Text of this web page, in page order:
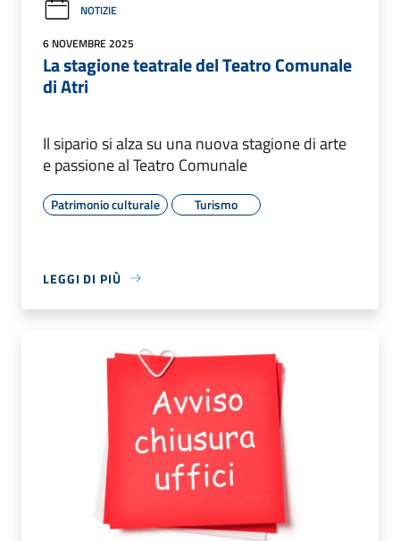
NOTIZIE
6 NOVEMBRE 2025
La stagione teatrale del Teatro Comunale
di Atri
Il sipario si alza su una nuova stagione di arte
e passione al Teatro Comunale
Patrimonio culturale Turismo
LEGGI DI PIÙ